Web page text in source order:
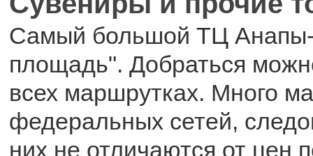
Самый большой ТЦ
площадь". Добраться
всех маршрутках. Много
федеральных сетей,
них не отличаются от цен